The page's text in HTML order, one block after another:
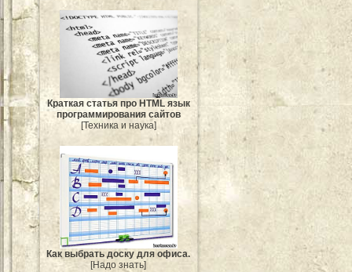
Краткая статья про HTML язык
программирования сайтов
[Техника и наука]
Как выбрать доску для офиса.
[Надо знать]